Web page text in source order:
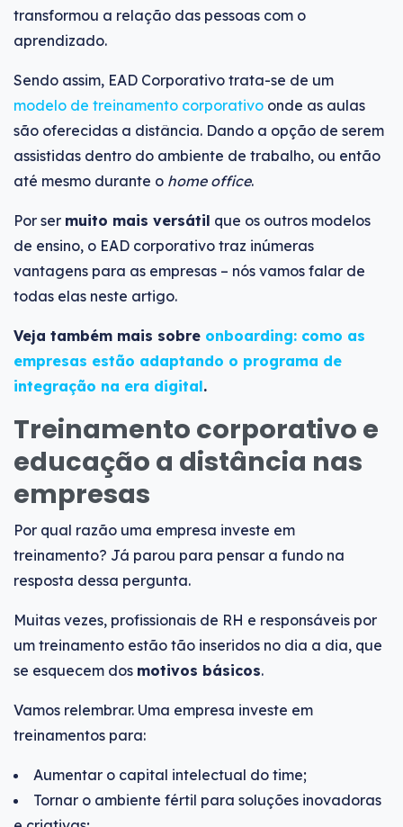
transformou a relação das pessoas com o
aprendizado.
Sendo assim, EAD Corporativo trata-se de um
modelo de treinamento corporativo onde as aulas
são oferecidas a distância. Dando a opção de serem
assistidas dentro do ambiente de trabalho, ou então
até mesmo durante o home office.
Por ser muito mais versátil que os outros modelos
de ensino, o EAD corporativo traz inúmeras
vantagens para as empresas – nós vamos falar de
todas elas neste artigo.
Veja também mais sobre onboarding: como as
empresas estão adaptando o programa de
integração na era digital.
Treinamento corporativo e
educação a distância nas
empresas
Por qual razão uma empresa investe em
treinamento? Já parou para pensar a fundo na
resposta dessa pergunta.
Muitas vezes, profissionais de RH e responsáveis por
um treinamento estão tão inseridos no dia a dia, que
se esquecem dos motivos básicos.
Vamos relembrar. Uma empresa investe em
treinamentos para:
Aumentar o capital intelectual do time;
Tornar o ambiente fértil para soluções inovadoras